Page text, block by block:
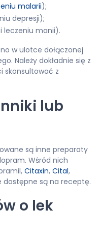
malarii);
depresji);
leczeniu manii).
w ulotce dołączonej
Należy dokładnie się z
skonsultować z
lub
są inne preparaty
Wśród nich
Citaxin, Cital,
dostępne są na receptę.
o lek